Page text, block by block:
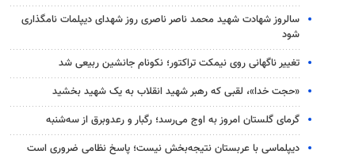
سالروز شهادت شهید محمد ناصر ناصری روز شهدای دیپلمات نامگذاری
شود
تغییر ناگهانی روی نیمکت تراکتور؛ نکونام جانشین ربیعی شد
«حجت خدا»، لقبی که رهبر شهید انقلاب به یک شهید بخشید
گرمای گلستان امروز به اوج می‌رسد؛ رگبار و رعدوبرق از سه‌شنبه
دیپلماسی با عربستان نتیجه‌بخش نیست؛ پاسخ نظامی ضروری است